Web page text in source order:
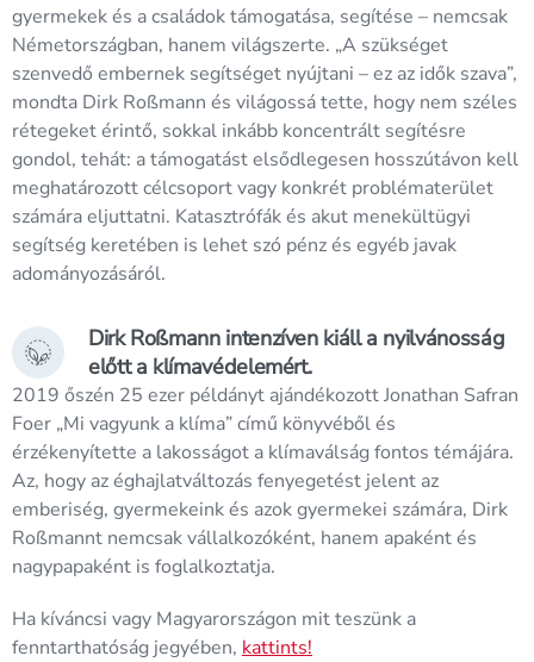
gyermekek és a családok támogatása, segítése – nemcsak
Németországban, hanem világszerte. „A szükséget
szenvedő embernek segítséget nyújtani – ez az idők szava”,
mondta Dirk Roßmann és világossá tette, hogy nem széles
rétegeket érintő, sokkal inkább koncentrált segítésre
gondol, tehát: a támogatást elsődlegesen hosszútávon kell
meghatározott célcsoport vagy konkrét problématerület
számára eljuttatni. Katasztrófák és akut menekültügyi
segítség keretében is lehet szó pénz és egyéb javak
adományozásáról.
Dirk Roßmann intenzíven kiáll a nyilvánosság
előtt a klímavédelemért.
2019 őszén 25 ezer példányt ajándékozott Jonathan Safran
Foer „Mi vagyunk a klíma” című könyvéből és
érzékenyítette a lakosságot a klímaválság fontos témájára.
Az, hogy az éghajlatváltozás fenyegetést jelent az
emberiség, gyermekeink és azok gyermekei számára, Dirk
Roßmannt nemcsak vállalkozóként, hanem apaként és
nagypapaként is foglalkoztatja.
Ha kíváncsi vagy Magyarországon mit teszünk a
fenntarthatóság jegyében, kattints!